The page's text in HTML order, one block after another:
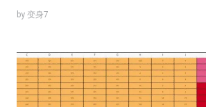
by 变身7